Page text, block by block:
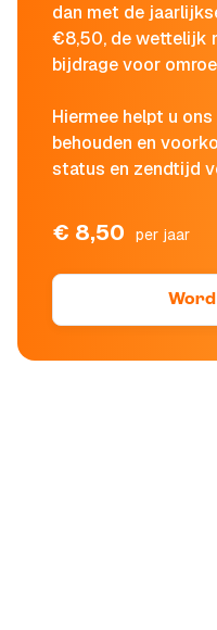
dan met de
€8,50, de wettelijk
bijdrage voor
Hiermee helpt u
behouden en
status en zendtijd
€ 8,50 per jaar
Word